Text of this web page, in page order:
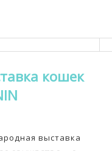
кошек
выставка